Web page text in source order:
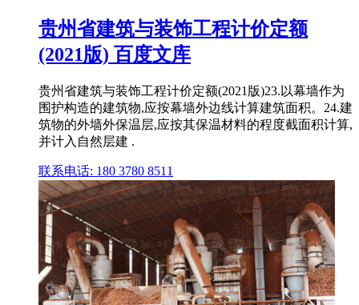
贵州省建筑与装饰工程计价定额
(2021版) 百度文库
贵州省建筑与装饰工程计价定额(2021版)23.以幕墙作为
围护构造的建筑物,应按幕墙外边线计算建筑面积。24.建
筑物的外墙外保温层,应按其保温材料的程度截面积计算,
并计入自然层建 .
联系电话: 180 3780 8511